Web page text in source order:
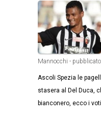
Mannocchi -
Ascoli Spezia le
stasera al Del Duca,
bianconero, ecco i voti